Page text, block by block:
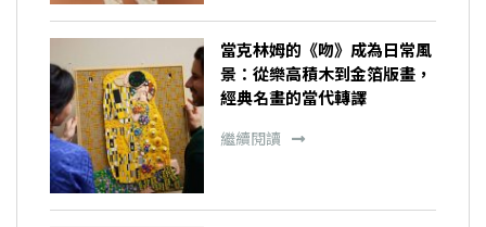
當克林姆的《吻》成為日常風
景：從樂高積木到金箔版畫，
經典名畫的當代轉譯
繼續閱讀